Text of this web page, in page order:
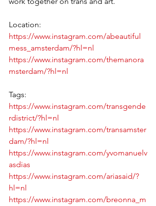
Location:
https://www.instagram.com/abeautiful
mess_amsterdam/?hl=nl
https://www.instagram.com/themanora
msterdam/?hl=nl
Tags:
https://www.instagram.com/transgende
rdistrict/?hl=nl
https://www.instagram.com/transamster
dam/?hl=nl
https://www.instagram.com/yvomanuelv
asdias
https://www.instagram.com/ariasaid/?
hl=nl
https://www.instagram.com/breonna_m